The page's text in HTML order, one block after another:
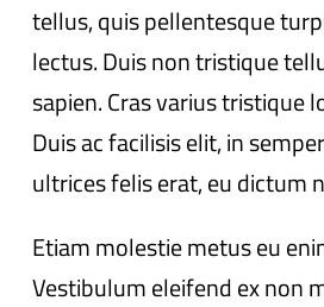
tellus, quis pellentesque
lectus. Duis non tristique
sapien. Cras varius tristique
Duis ac facilisis elit, in
ultrices felis erat, eu dictum
Etiam molestie metus eu
Vestibulum eleifend ex non